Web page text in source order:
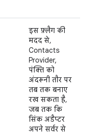
इस फ़्लैग की
मदद से,
Contacts
Provider,
पंक्ति को
अंदरूनी तौर पर
तब तक बनाए
रख सकता है,
जब तक कि
सिंक अडैप्टर
अपने सर्वर से